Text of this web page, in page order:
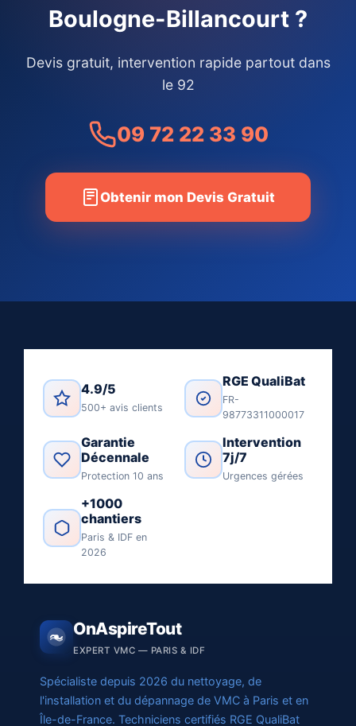
Boulogne-Billancourt ?
Devis gratuit, intervention rapide partout dans
le 92
09 72 22 33 90
Obtenir mon Devis Gratuit
4.9/5
500+ avis clients
RGE QualiBat
FR-
98773311000017
Garantie
Décennale
Protection 10 ans
Intervention
7j/7
Urgences gérées
+1000
chantiers
Paris & IDF en
2026
OnAspireTout
EXPERT VMC — PARIS & IDF
Spécialiste depuis 2026 du nettoyage, de
l'installation et du dépannage de VMC à Paris et en
Île-de-France. Techniciens certifiés RGE QualiBat